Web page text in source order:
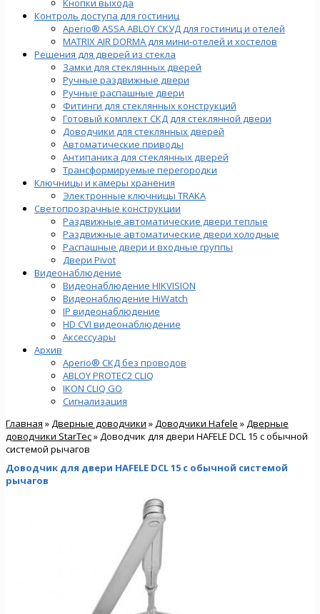
Контроль доступа для гостиниц
Aperio® ASSA ABLOY СКУД для гостиниц и отелей
MATRIX AIR DORMA для мини-отелей и хостелов
Решения для дверей из стекла
Замки для стеклянных дверей
Ручные раздвижные двери
Ручные распашные двери
Фитинги для стеклянных конструкций
Готовый комплект СКД для стеклянной двери
Доводчики для стеклянных дверей
Автоматические приводы
Антипаника для стеклянных дверей
Трансформируемые перегородки
Ключницы и камеры хранения
Электронные ключницы TRAKA
Светопрозрачные конструкции
Раздвижные автоматические двери теплые
Раздвижные автоматические двери холодные
Распашные двери и входные группы
Двери Pivot
Видеонаблюдение
Видеонаблюдение HIKVISION
Видеонаблюдение HiWatch
IP видеонаблюдение
HD CVI видеонаблюдение
Аксессуары
Архив
Aperio® СКД без проводов
ABLOY PROTEC2 CLIQ
IKON CLIQ GO
Сигнализация
Главная » Дверные доводчики » Доводчики Hafele » Дверные
доводчики StarTec» Доводчик для двери HAFELE DCL 15 c обычной
системой рычагов
Доводчик для двери HAFELE DCL 15 c обычной системой
рычагов